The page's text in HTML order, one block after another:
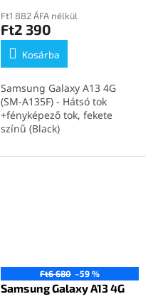
Ft1 882 ÁFA nélkül
Ft2 390
Kosárba
Samsung Galaxy A13 4G
(SM-A135F) - Hátsó tok
+fényképező tok, fekete
színű (Black)
Ft6 680 –59 %
Samsung Galaxy A13 4G